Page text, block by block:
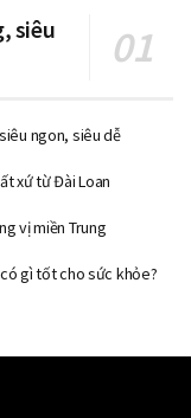
siêu
ngon, siêu dễ
xứ từ Đài Loan
vị miền Trung
gì tốt cho sức khỏe?